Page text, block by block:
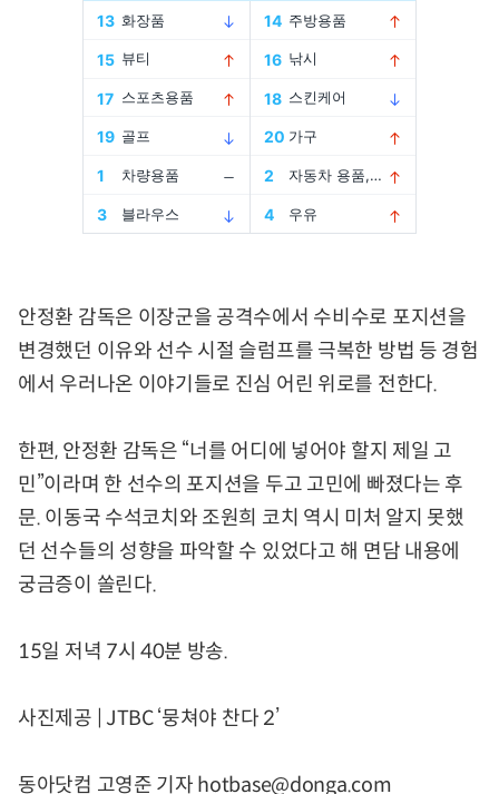
안정환 감독은 이장군을 공격수에서 수비수로 포지션을
변경했던 이유와 선수 시절 슬럼프를 극복한 방법 등 경험
에서 우러나온 이야기들로 진심 어린 위로를 전한다.
한편, 안정환 감독은 “너를 어디에 넣어야 할지 제일 고
민”이라며 한 선수의 포지션을 두고 고민에 빠졌다는 후
문. 이동국 수석코치와 조원희 코치 역시 미처 알지 못했
던 선수들의 성향을 파악할 수 있었다고 해 면담 내용에
궁금증이 쏠린다.
15일 저녁 7시 40분 방송.
사진제공 | JTBC ‘뭉쳐야 찬다 2’
동아닷컴 고영준 기자 hotbase@donga.com